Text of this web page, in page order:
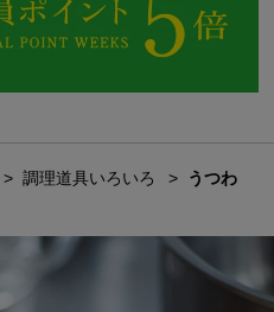
調理道具いろいろ
うつわ